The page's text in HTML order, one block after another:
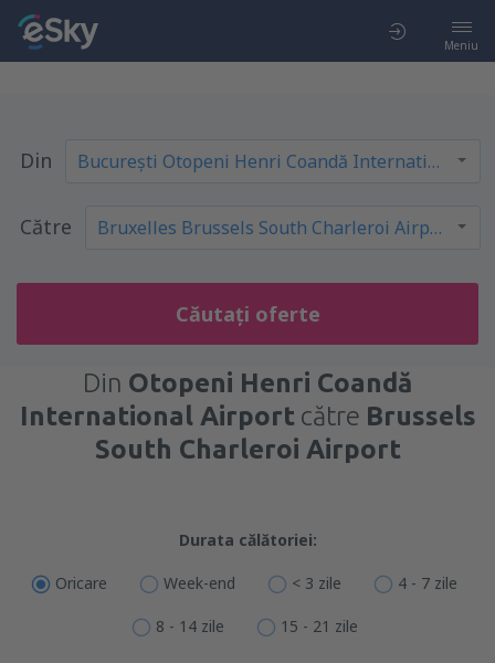
Meniu
Din
Către
Căutați oferte
Din Otopeni Henri Coandă
International Airportcătre Brussels
South Charleroi Airport
Durata călătoriei:
Oricare Week-end < 3 zile 4 - 7 zile
8 - 14 zile 15 - 21 zile